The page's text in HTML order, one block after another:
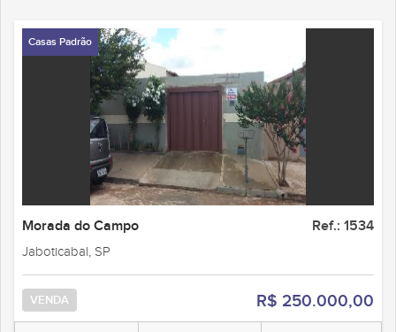
Casas Padrão
Morada do Campo Ref.: 1534
Jaboticabal, SP
VENDA R$ 250.000,00